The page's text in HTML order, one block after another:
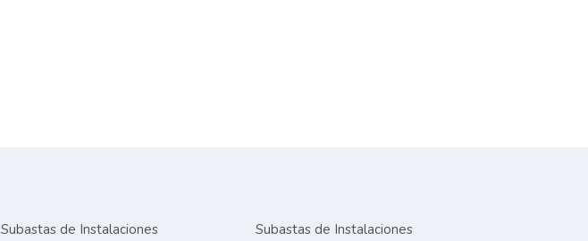
Subastas de Instalaciones
Subastas de Instalaciones